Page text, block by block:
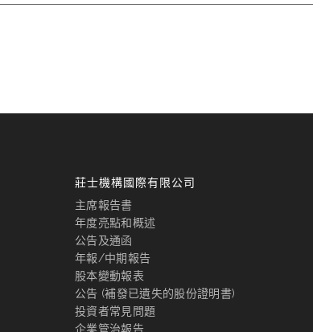
莊士機構國際有限公司
主席報告書
年度亮點和概述
公告及通函
年報/中期報告
股本變動報表
公告 (補發已遺失的股份證明書)
投資者常見問題
企業管治報告